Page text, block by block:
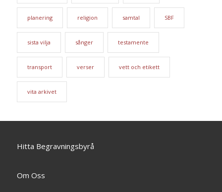
planering religion samtal SBF
sista vilja sånger testamente
transport verser vett och etikett
vita arkivet
Hitta Begravningsbyrå
Om Oss